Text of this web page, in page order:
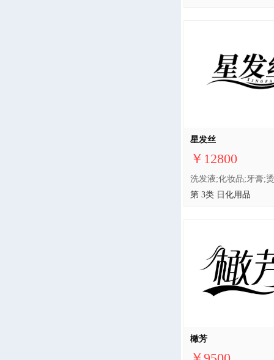
星发丝
￥12800
第 3类 日化用品
橄芳